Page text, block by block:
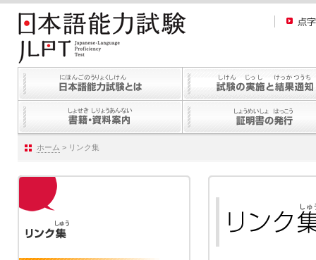
ホーム > リンク集